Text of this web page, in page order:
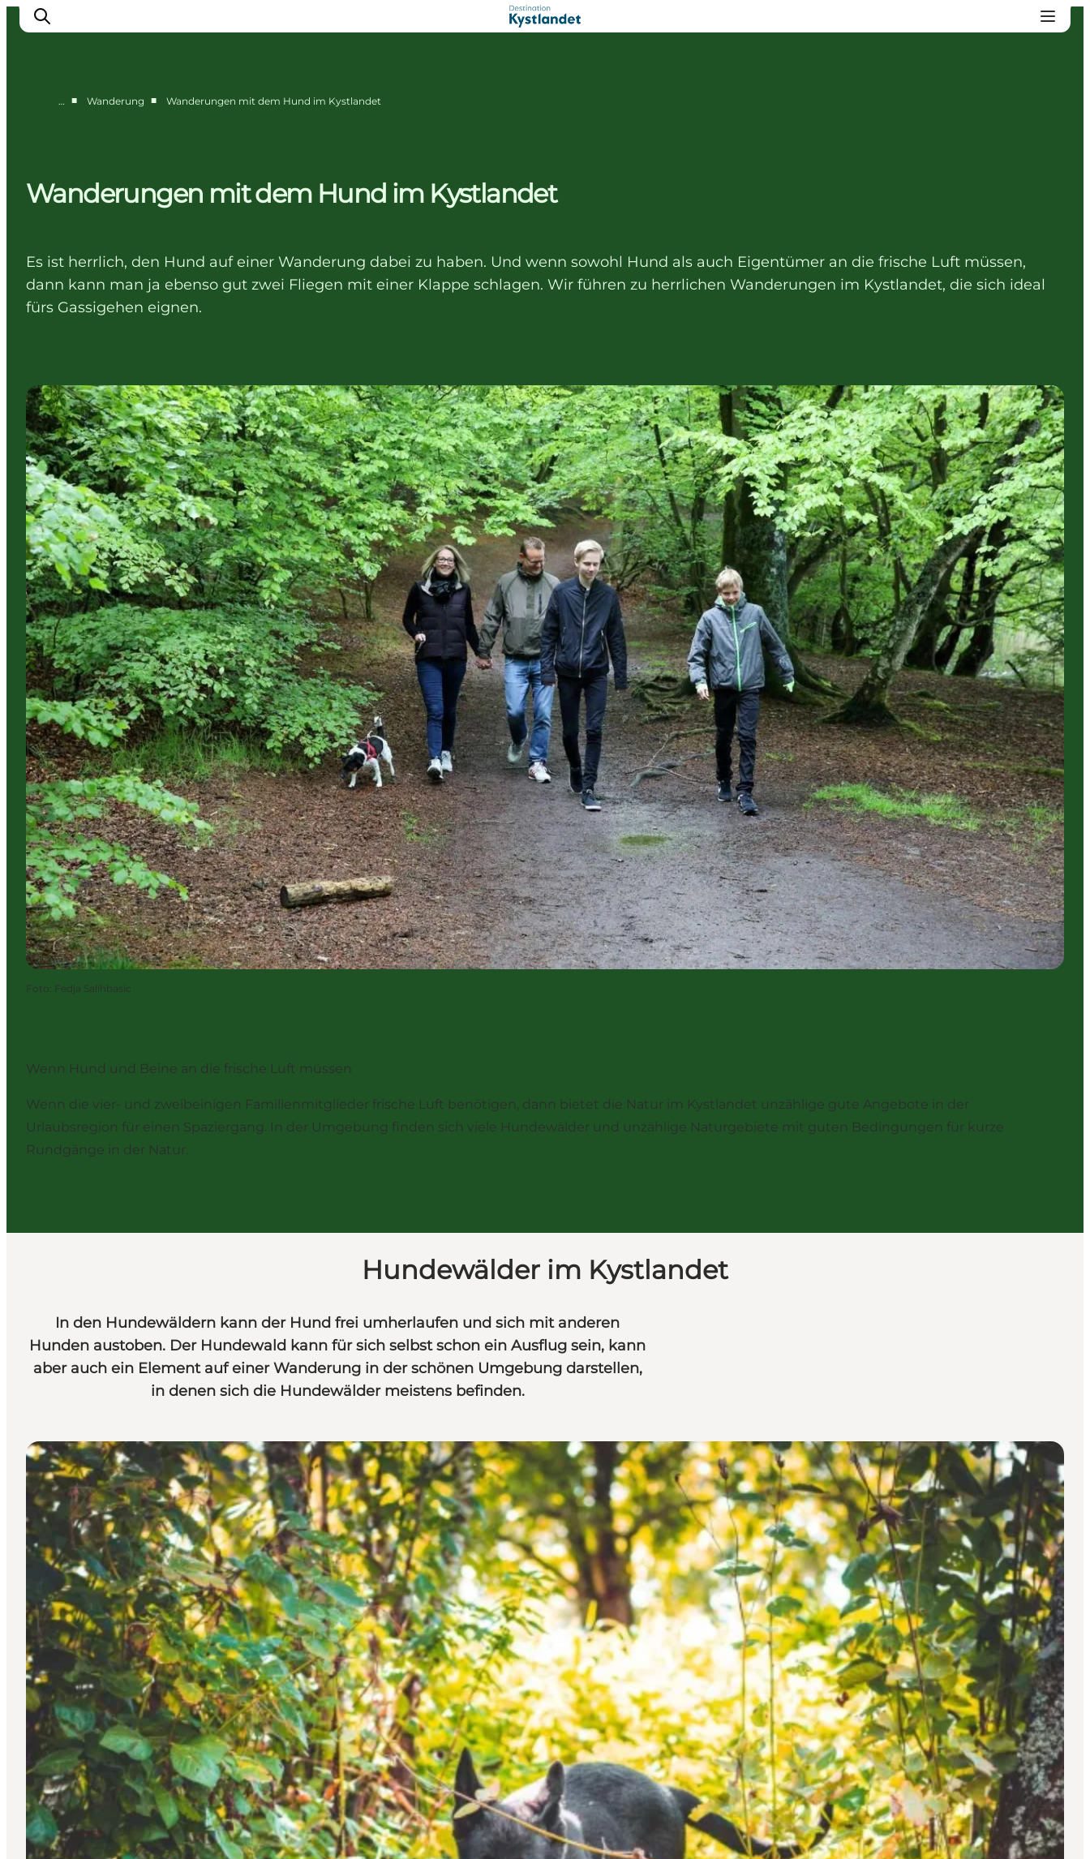
Unterkünfte
Camping
… ■ Wanderung ■ Wanderungen mit dem Hund im Kystlandet
Wanderungen mit dem Hund im Kystlandet
Es ist herrlich, den Hund auf einer Wanderung dabei zu haben. Und wenn sowohl Hund als auch Eigentümer an die frische Luft müssen,
dann kann man ja ebenso gut zwei Fliegen mit einer Klappe schlagen. Wir führen zu herrlichen Wanderungen im Kystlandet, die sich ideal
fürs Gassigehen eignen.
Foto: Fedja Salihbasic
Wenn Hund und Beine an die frische Luft müssen
Wenn die vier- und zweibeinigen Familienmitglieder frische Luft benötigen, dann bietet die Natur im Kystlandet unzählige gute Angebote in der
Urlaubsregion für einen Spaziergang. In der Umgebung finden sich viele Hundewälder und unzählige Naturgebiete mit guten Bedingungen für kurze
Rundgänge in der Natur.
Hundewälder im Kystlandet
In den Hundewäldern kann der Hund frei umherlaufen und sich mit anderen
Hunden austoben. Der Hundewald kann für sich selbst schon ein Ausflug sein, kann
aber auch ein Element auf einer Wanderung in der schönen Umgebung darstellen,
in denen sich die Hundewälder meistens befinden.